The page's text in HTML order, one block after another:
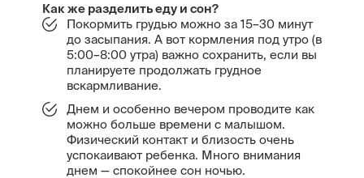
Как же разделить еду и сон?
Покормить грудью можно за 15–30 минут
до засыпания. А вот кормления под утро (в
5:00–8:00 утра) важно сохранить, если вы
планируете продолжать грудное
вскармливание.
Днем и особенно вечером проводите как
можно больше времени с малышом.
Физический контакт и близость очень
успокаивают ребенка. Много внимания
днем — спокойнее сон ночью.